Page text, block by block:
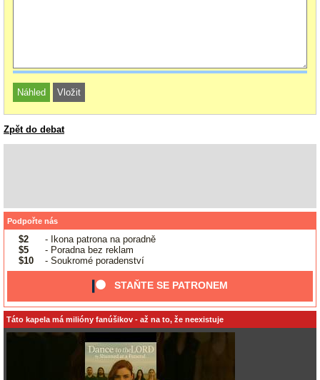
Zpět do debat
Podpořte nás
$2
- Ikona patrona na poradně
$5
- Poradna bez reklam
$10
- Soukromé poradenství
STAŇTE SE PATRONEM
Táto kapela má milióny fanúšikov - až na to, že neexistuje